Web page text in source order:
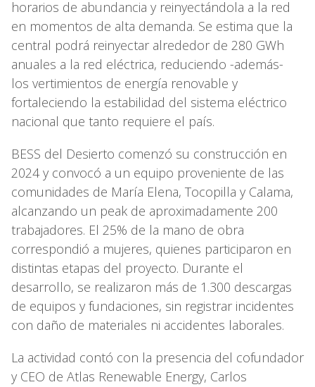
horarios de abundancia y reinyectándola a la red
en momentos de alta demanda. Se estima que la
central podrá reinyectar alrededor de 280 GWh
anuales a la red eléctrica, reduciendo -además-
los vertimientos de energía renovable y
fortaleciendo la estabilidad del sistema eléctrico
nacional que tanto requiere el país.
BESS del Desierto comenzó su construcción en
2024 y convocó a un equipo proveniente de las
comunidades de María Elena, Tocopilla y Calama,
alcanzando un peak de aproximadamente 200
trabajadores. El 25% de la mano de obra
correspondió a mujeres, quienes participaron en
distintas etapas del proyecto. Durante el
desarrollo, se realizaron más de 1.300 descargas
de equipos y fundaciones, sin registrar incidentes
con daño de materiales ni accidentes laborales.
La actividad contó con la presencia del cofundador
y CEO de Atlas Renewable Energy, Carlos